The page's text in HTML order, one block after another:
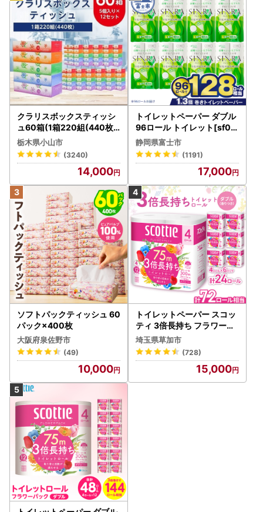
クラリスボックスティッシ
ュ60箱(1箱220組(440枚))
(5個入り×12セット)【配送
不可地域：離島・沖縄県】
【1256759】
栃木県小山市
(3240)
14,000
トイレットペーパー ダブル
96ロール トイレット[sf00
1-012]
静岡県富士市
(1191)
17,000
ソフトパックティッシュ 60
パック×400枚
大阪府泉佐野市
(49)
10,000
トイレットペーパー スコッ
ティ 3倍長持ち フラワーパ
ック 4ロール×6P
埼玉県草加市
(728)
15,000